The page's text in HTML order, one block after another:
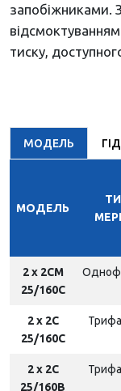
запобіжниками.
тиску,
МОДЕЛЬ
МОДЕЛЬ
2 x 2CM
25/160C
2 x 2C
25/160C
2 x 2C
25/160B